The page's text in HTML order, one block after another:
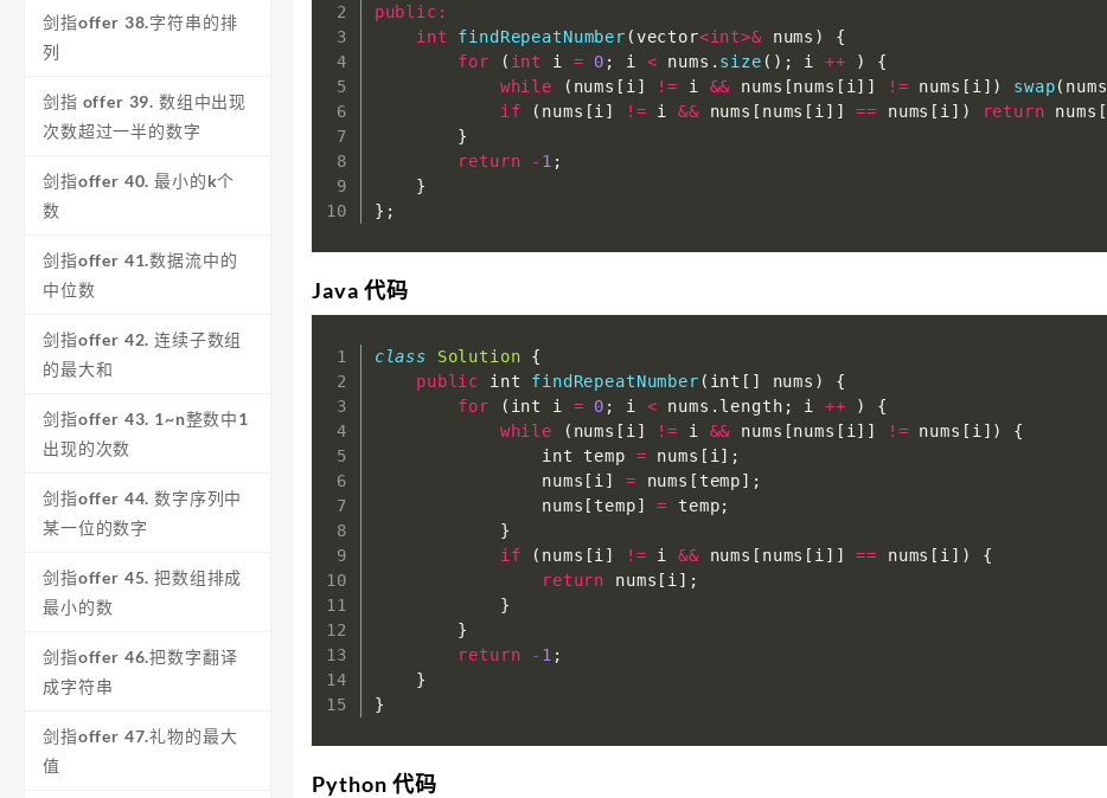
public :
int
findRepeatNumber (vector<int>& nums )
{
for
( int i = 0 ; i < nums . size ( ) ; i ++ )
{
while
( nums [ i ] != i && nums [nums [ i ] ] != nums [ i ] ) swap( nums
if
( nums [i ] != i && nums [ nums [ i ] ] == nums [ i ] ) return nums [
}
return
- 1 ;
}
} ;
Java 代码
class Solution
{
public int findRepeatNumber ( int [ ] nums )
{
for
( int i = 0 ; i < nums . length ; i ++ )
{
while
( nums [ i ] != i && nums [nums [ i ] ] != nums [ i ] )
{
                int temp
= nums [ i ] ;
                nums
[ i ] = nums [ temp] ;
                nums
[ temp] = temp;
}
if
( nums [i ] != i && nums [ nums [ i ] ] == nums [ i ] )
{
return nums [ i ] ;
}
}
return
- 1 ;
}
}
Python 代码
剑指offer 38.字符串的排
列
剑指 offer 39. 数组中出现
次数超过一半的数字
剑指offer 40. 最小的k个
数
剑指offer 41.数据流中的
中位数
剑指offer 42. 连续子数组
的最大和
剑指offer 43. 1~n整数中1
出现的次数
剑指offer 44. 数字序列中
某一位的数字
剑指offer 45. 把数组排成
最小的数
剑指offer 46.把数字翻译
成字符串
剑指offer 47.礼物的最大
值